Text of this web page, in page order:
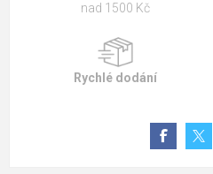
nad 1500 Kč
Rychlé dodání